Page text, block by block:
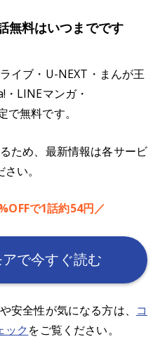
無料はいつまでです
イブ・U-NEXT・まんが王
LINEマンガ・
無料です。
ため、最新情報は各サービ
い。
で1話約54円／
で今すぐ読む
安全性が気になる方は、 コ
ック をご覧ください。